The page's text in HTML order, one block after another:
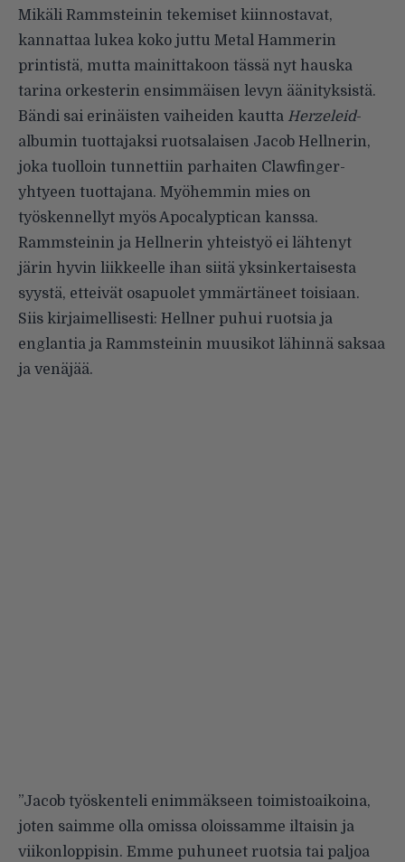
Mikäli Rammsteinin tekemiset kiinnostavat,
kannattaa lukea koko juttu Metal Hammerin
printistä, mutta mainittakoon tässä nyt hauska
tarina orkesterin ensimmäisen levyn äänityksistä.
Bändi sai erinäisten vaiheiden kautta Herzeleid-
albumin tuottajaksi ruotsalaisen Jacob Hellnerin,
joka tuolloin tunnettiin parhaiten Clawfinger-
yhtyeen tuottajana. Myöhemmin mies on
työskennellyt myös Apocalyptican kanssa.
Rammsteinin ja Hellnerin yhteistyö ei lähtenyt
järin hyvin liikkeelle ihan siitä yksinkertaisesta
syystä, etteivät osapuolet ymmärtäneet toisiaan.
Siis kirjaimellisesti: Hellner puhui ruotsia ja
englantia ja Rammsteinin muusikot lähinnä saksaa
ja venäjää.
”Jacob työskenteli enimmäkseen toimistoaikoina,
joten saimme olla omissa oloissamme iltaisin ja
viikonloppisin. Emme puhuneet ruotsia tai paljoa